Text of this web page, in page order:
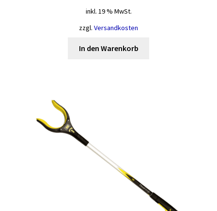
inkl. 19 % MwSt.
zzgl. Versandkosten
In den Warenkorb